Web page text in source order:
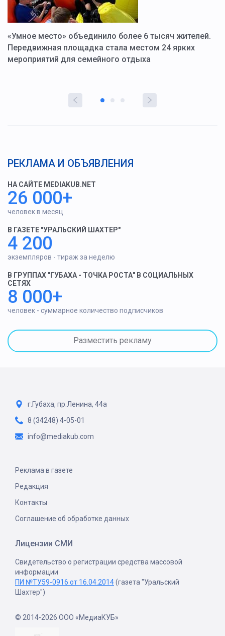
«Умное место» объединило более 6 тысяч жителей.
Передвижная площадка стала местом 24 ярких
мероприятий для семейного отдыха
РЕКЛАМА И ОБЪЯВЛЕНИЯ
НА САЙТЕ MEDIAKUB.NET
26 000+
человек в месяц
В ГАЗЕТЕ "УРАЛЬСКИЙ ШАХТЕР"
4 200
экземпляров - тираж за неделю
В ГРУППАХ "ГУБАХА - ТОЧКА РОСТА" В СОЦИАЛЬНЫХ
СЕТЯХ
8 000+
человек - суммарное количество подписчиков
Разместить рекламу
г.Губаха, пр.Ленина, 44а
8 (34248) 4-05-01
info@mediakub.com
Реклама в газете
Редакция
Контакты
Соглашение об обработке данных
Лицензии СМИ
Свидетельство о регистрации средства массовой
информации
ПИ №ТУ59-0916 от 16.04.2014(газета "Уральский
Шахтер")
© 2014-2026 ООО «МедиаКУБ»